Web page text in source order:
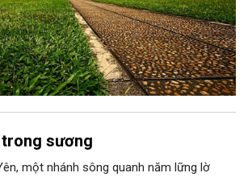
sương
một nhánh sông quanh năm lững lờ